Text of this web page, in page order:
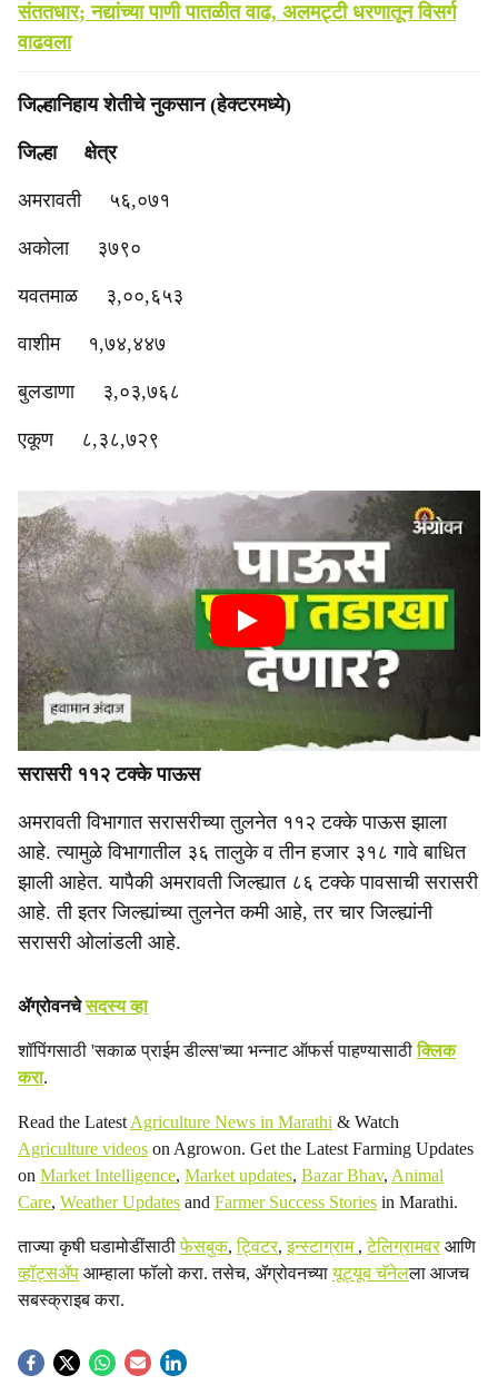
संततधार; नद्यांच्या पाणी पातळीत वाढ, अलमट्टी धरणातून विसर्ग
वाढवला
जिल्हानिहाय शेतीचे नुकसान (हेक्टरमध्ये)
जिल्हा क्षेत्र
अमरावती ५६,०७१
अकोला ३७९०
यवतमाळ ३,००,६५३
वाशीम १,७४,४४७
बुलडाणा ३,०३,७६८
एकूण ८,३८,७२९
सरासरी ११२ टक्के पाऊस
अमरावती विभागात सरासरीच्या तुलनेत ११२ टक्के पाऊस झाला
आहे. त्यामुळे विभागातील ३६ तालुके व तीन हजार ३१८ गावे बाधित
झाली आहेत. यापैकी अमरावती जिल्ह्यात ८६ टक्के पावसाची सरासरी
आहे. ती इतर जिल्ह्यांच्या तुलनेत कमी आहे, तर चार जिल्ह्यांनी
सरासरी ओलांडली आहे.
ॲग्रोवनचेसदस्य व्हा
शॉपिंगसाठी 'सकाळ प्राईम डील्स'च्या भन्नाट ऑफर्स पाहण्यासाठीक्लिक
करा.
Read the Latest Agriculture News in Marathi & Watch
Agriculture videos on Agrowon. Get the Latest Farming Updates
on Market Intelligence, Market updates, Bazar Bhav, Animal
Care, Weather Updates and Farmer Success Stories in Marathi.
ताज्या कृषी घडामोडींसाठीफेसबुक,ट्विटर,इन्स्टाग्राम ,टेलिग्रामवरआणि
व्हॉट्सॲप आम्हाला फॉलो करा. तसेच, ॲग्रोवनच्यायूट्यूब चॅनेलला आजच
सबस्क्राइब करा.